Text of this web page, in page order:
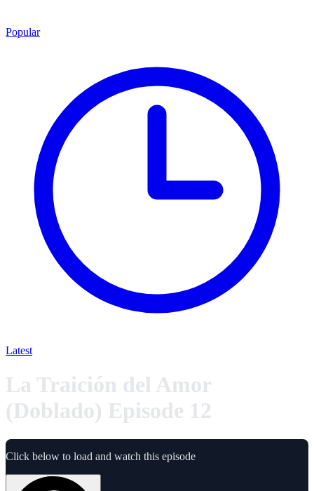
Popular
Latest
La Traición del Amor
(Doblado) Episode 12
Click below to load and watch this episode